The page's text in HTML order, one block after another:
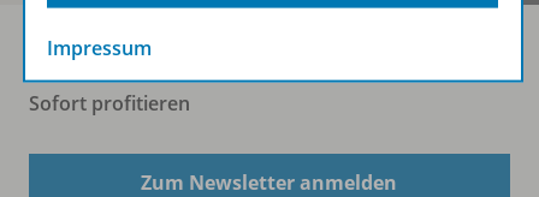
Sofort profitieren
Zum Newsletter anmelden
Impressum